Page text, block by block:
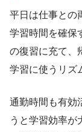
平日は仕事との
学習時間を確保
の復習に充て、
学習に使うリズ
通勤時間も有効
うと学習効率が